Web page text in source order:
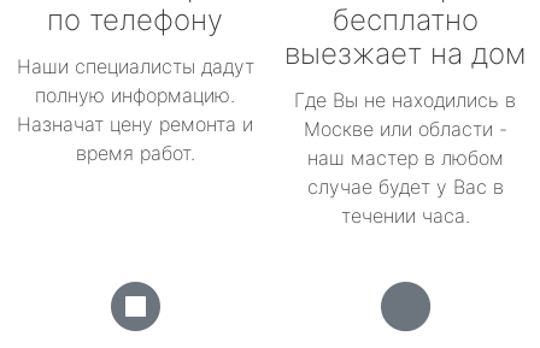
по телефону
Наши специалисты дадут
полную информацию.
Назначат цену ремонта и
время работ.
бесплатно
выезжает на дом
Где Вы не находились в
Москве или области -
наш мастер в любом
случае будет у Вас в
течении часа.